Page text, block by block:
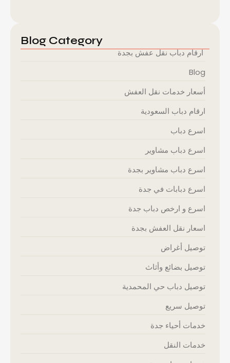
Blog Category
ارقام دباب نقل عفش بجدة
Blog
أسعار خدمات نقل العفش
ارقام دباب السعودية
اسرع دباب
اسرع دباب مشاوير
اسرع دباب مشاوير بجدة
اسرع دبابات في جدة
اسرع و ارخص دباب جدة
اسعار نقل العفش بجدة
توصيل أغراض
توصيل بضائع وأثاث
توصيل دباب حي المحمدية
توصيل سريع
خدمات أحياء جدة
خدمات النقل